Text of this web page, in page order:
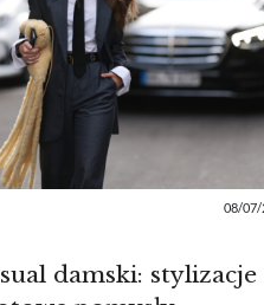
08/07/
damski: stylizacje